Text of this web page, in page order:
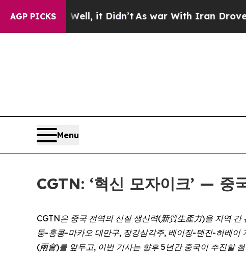
AGP PICKS
Well, it Didn’t As war With Iran Drove oil
Menu
CGTN: ‘혁신 모자이크’ — 중
CGTN은 중국 전역의 신질 생산력(新質生產力)을 지역 간
둥-홍콩-마카오 대만구, 장강삼각주, 베이징-톈진-허베이
(兩會)를 앞두고, 이번 기사는 향후5 년간 중국이 추진할